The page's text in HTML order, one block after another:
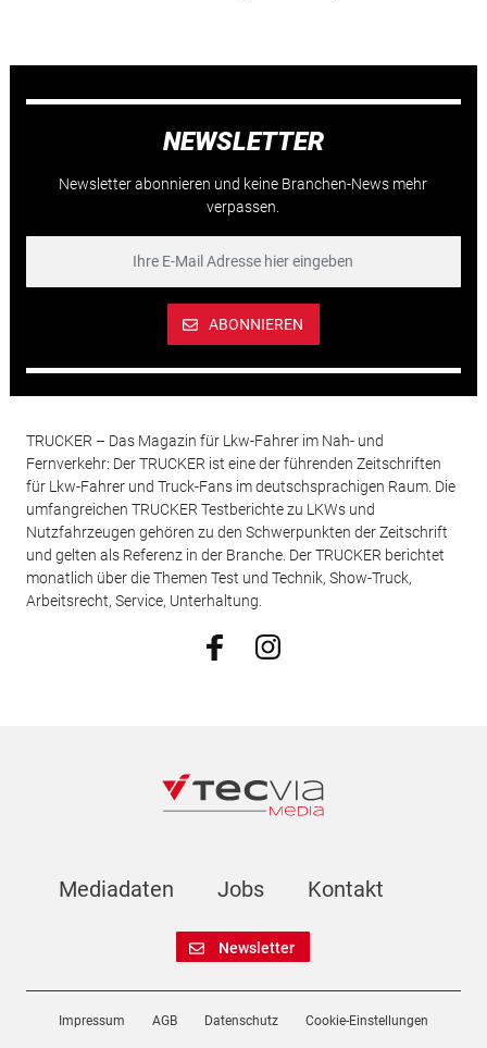
NEWSLETTER
Newsletter abonnieren und keine Branchen-News mehr
verpassen.
ABONNIEREN
TRUCKER – Das Magazin für Lkw-Fahrer im Nah- und
Fernverkehr: Der TRUCKER ist eine der führenden Zeitschriften
für Lkw-Fahrer und Truck-Fans im deutschsprachigen Raum. Die
umfangreichen TRUCKER Testberichte zu LKWs und
Nutzfahrzeugen gehören zu den Schwerpunkten der Zeitschrift
und gelten als Referenz in der Branche. Der TRUCKER berichtet
monatlich über die Themen Test und Technik, Show-Truck,
Arbeitsrecht, Service, Unterhaltung.
Mediadaten Jobs Kontakt
Newsletter
Impressum AGB Datenschutz Cookie-Einstellungen